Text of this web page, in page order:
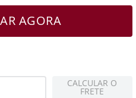
AGORA
CALCULAR O
FRETE